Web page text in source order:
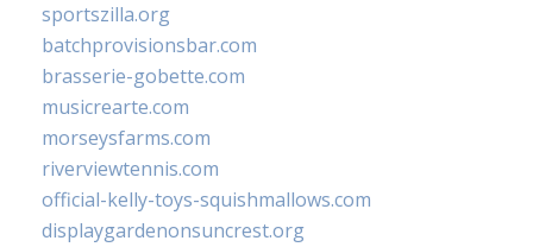
sportszilla.org
batchprovisionsbar.com
brasserie-gobette.com
musicrearte.com
morseysfarms.com
riverviewtennis.com
official-kelly-toys-squishmallows.com
displaygardenonsuncrest.org